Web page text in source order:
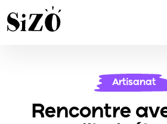
Artisanat
Rencontre